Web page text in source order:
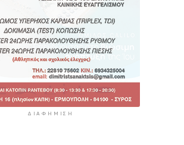
ΔΙΑΦΉΜΙΣΗ